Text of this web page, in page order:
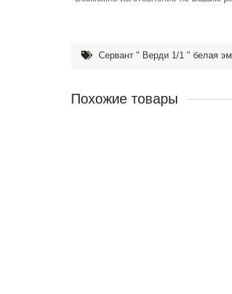
Cервант " Верди 1/1 " белая
Похожие товары